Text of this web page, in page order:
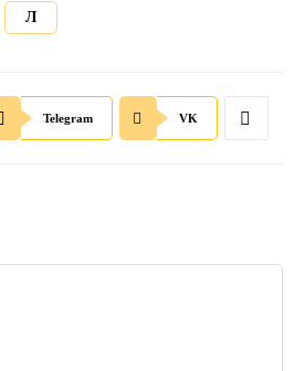
Л
Telegram VK